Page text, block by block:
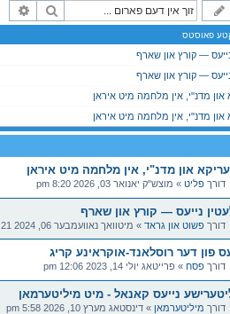
זוך
פאוסטס
— קורץ און שארף
— קורץ און שארף
און מדנ"י, אין מלחמה מיט איראן
און מדנ"י, אין מלחמה מיט איראן
און מדנ"י, אין מלחמה מיט איראן
דורך פליט » מוצש"ק יאנואר 03, 2026 8:20 pm
נייעס — קורץ און שארף
דורך פשוט און גראד » מיטוואך נאוועמבער 06, 2024 6:21 pm
פון דער רוסלאנד-אוקראינע קריג
דורך פסח » פרייטאג יולי 14, 2023 12:06 pm
נייעס קאנאל - מיט מיליטערמאן
דורך מיליטערמאן » דינסטאג מערץ 10, 2026 5:58 pm